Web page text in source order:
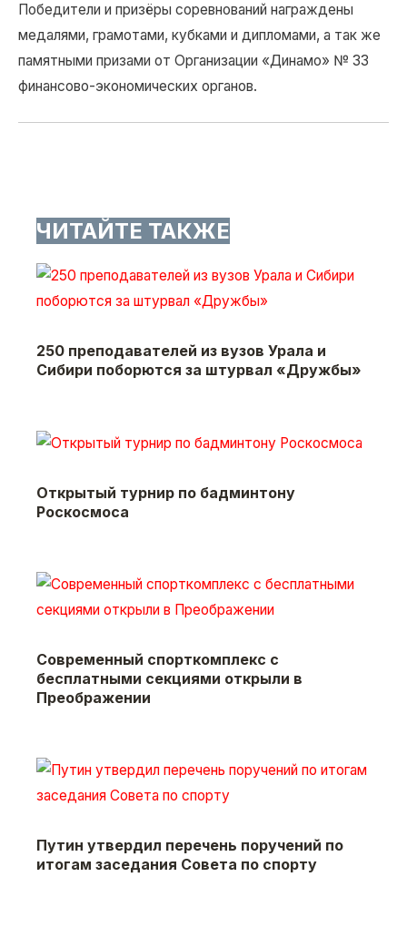
Победители и призёры соревнований награждены
медалями, грамотами, кубками и дипломами, а так же
памятными призами от Организации «Динамо» № 33
финансово-экономических органов.
ЧИТАЙТЕ ТАКЖЕ
250 преподавателей из вузов Урала и
Сибири поборются за штурвал «Дружбы»
Открытый турнир по бадминтону
Роскосмоса
Современный спорткомплекс с
бесплатными секциями открыли в
Преображении
Путин утвердил перечень поручений по
итогам заседания Совета по спорту